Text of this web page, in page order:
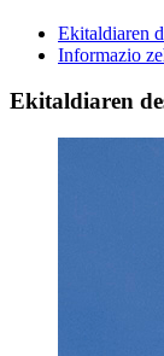
Ekitaldiaren
Informazio
Ekitaldiaren